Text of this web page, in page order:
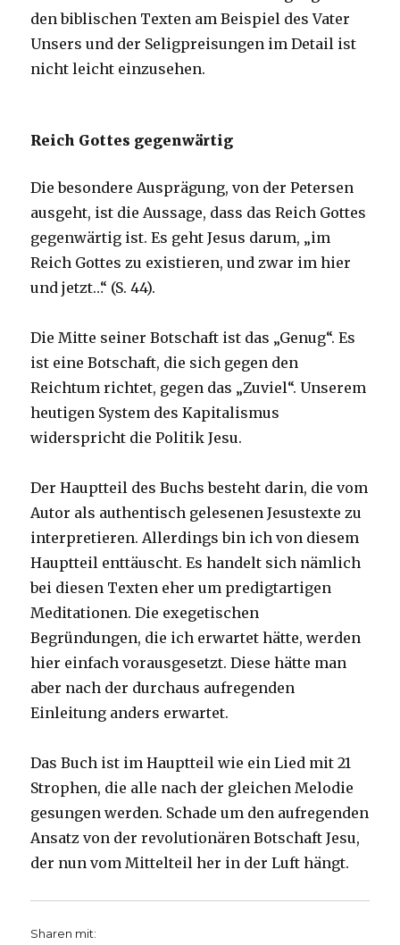
den biblischen Texten am Beispiel des Vater
Unsers und der Seligpreisungen im Detail ist
nicht leicht einzusehen.
Reich Gottes gegenwärtig
Die besondere Ausprägung, von der Petersen
ausgeht, ist die Aussage, dass das Reich Gottes
gegenwärtig ist. Es geht Jesus darum, „im
Reich Gottes zu existieren, und zwar im hier
und jetzt…“ (S. 44).
Die Mitte seiner Botschaft ist das „Genug“. Es
ist eine Botschaft, die sich gegen den
Reichtum richtet, gegen das „Zuviel“. Unserem
heutigen System des Kapitalismus
widerspricht die Politik Jesu.
Der Hauptteil des Buchs besteht darin, die vom
Autor als authentisch gelesenen Jesustexte zu
interpretieren. Allerdings bin ich von diesem
Hauptteil enttäuscht. Es handelt sich nämlich
bei diesen Texten eher um predigtartigen
Meditationen. Die exegetischen
Begründungen, die ich erwartet hätte, werden
hier einfach vorausgesetzt. Diese hätte man
aber nach der durchaus aufregenden
Einleitung anders erwartet.
Das Buch ist im Hauptteil wie ein Lied mit 21
Strophen, die alle nach der gleichen Melodie
gesungen werden. Schade um den aufregenden
Ansatz von der revolutionären Botschaft Jesu,
der nun vom Mittelteil her in der Luft hängt.
Sharen mit: